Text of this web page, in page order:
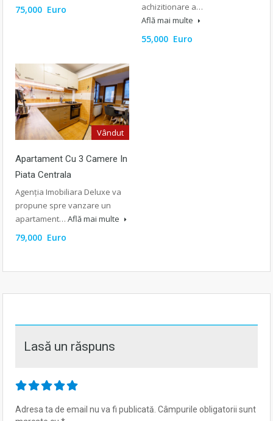
75,000 Euro
achizitionare a…
Află mai multe
55,000 Euro
Vândut
Apartament Cu 3 Camere In
Piata Centrala
Agenția Imobiliara Deluxe va
propune spre vanzare un
apartament… Află mai multe
79,000 Euro
Lasă un răspuns
Adresa ta de email nu va fi publicată. Câmpurile obligatorii sunt